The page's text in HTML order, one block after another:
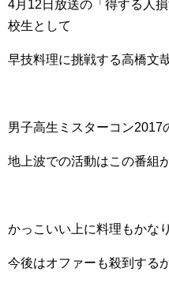
4月12日放送の「得する人
校生として
早技料理に挑戦する高橋文
男子高生ミスターコン2017
地上波での活動はこの番組
かっこいい上に料理もかな
今後はオファーも殺到する